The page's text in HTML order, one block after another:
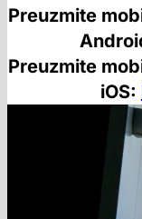
Preuzmite
Preuzmite
iOS: